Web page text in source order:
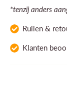
*tenzij anders
Ruilen &
Klanten